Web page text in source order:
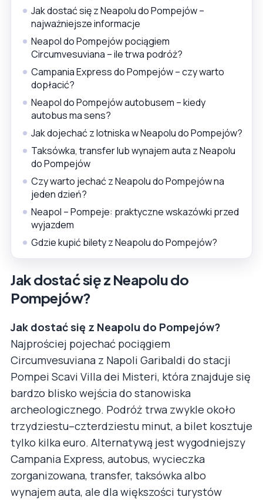
Jak dostać się z Neapolu do Pompejów –
najważniejsze informacje
Neapol do Pompejów pociągiem
Circumvesuviana – ile trwa podróż?
Campania Express do Pompejów – czy warto
dopłacić?
Neapol do Pompejów autobusem – kiedy
autobus ma sens?
Jak dojechać z lotniska w Neapolu do Pompejów?
Taksówka, transfer lub wynajem auta z Neapolu
do Pompejów
Czy warto jechać z Neapolu do Pompejów na
jeden dzień?
Neapol – Pompeje: praktyczne wskazówki przed
wyjazdem
Gdzie kupić bilety z Neapolu do Pompejów?
Jak dostać się z Neapolu do
Pompejów?
Jak dostać się z Neapolu do Pompejów?
Najprościej pojechać pociągiem
Circumvesuviana z Napoli Garibaldi do stacji
Pompei Scavi Villa dei Misteri, która znajduje się
bardzo blisko wejścia do stanowiska
archeologicznego. Podróż trwa zwykle około
trzydziestu–czterdziestu minut, a bilet kosztuje
tylko kilka euro. Alternatywą jest wygodniejszy
Campania Express, autobus, wycieczka
zorganizowana, transfer, taksówka albo
wynajem auta, ale dla większości turystów